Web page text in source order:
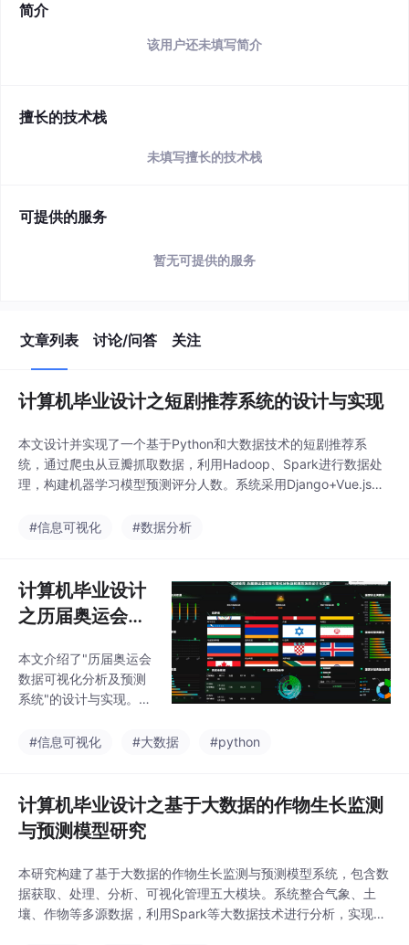
简介
该用户还未填写简介
擅长的技术栈
未填写擅长的技术栈
可提供的服务
暂无可提供的服务
文章列表 讨论/问答 关注
计算机毕业设计之短剧推荐系统的设计与实现
本文设计并实现了一个基于Python和大数据技术的短剧推荐系
统，通过爬虫从豆瓣抓取数据，利用Hadoop、Spark进行数据处
理，构建机器学习模型预测评分人数。系统采用Django+Vue.js架
测、论坛交流等功能模块。实验表明，该系统能有效提升用户观影
#信息可视化 #数据分析
计算机毕业设计
之历届奥运会数
预测系统的设计
与实现
本文介绍了"历届奥运会
数据可视化分析及预测
系统"的设计与实现。该
学习技术，通过B/S架
能，包含数据抓取、处
理、分析、管理和可视
化五大模块。系统利用
e等技术对奥运会历史数
据进行深度挖掘，采用E
charts等可视化工具直
#信息可视化 #大数据 #python
计算机毕业设计之基于大数据的作物生长监测
与预测模型研究
本研究构建了基于大数据的作物生长监测与预测模型系统，包含数
据获取、处理、分析、可视化管理五大模块。系统整合气象、土
壤、作物等多源数据，利用Spark等大数据技术进行分析，实现产